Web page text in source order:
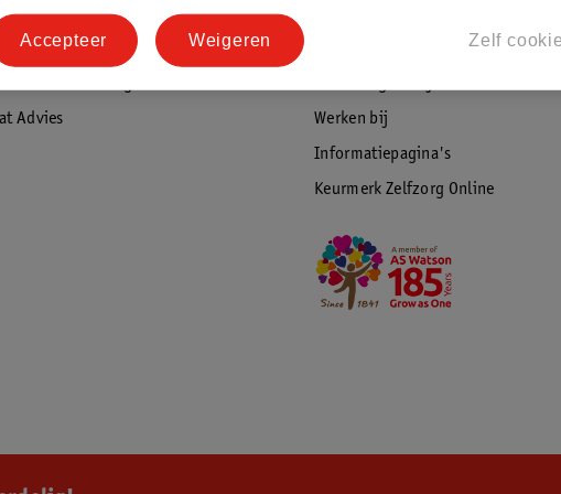
& retourneren
Advies
Werken bij
Informatiepagina's
Keurmerk Zelfzorg Online
Zelf
Weigeren
Accepteer